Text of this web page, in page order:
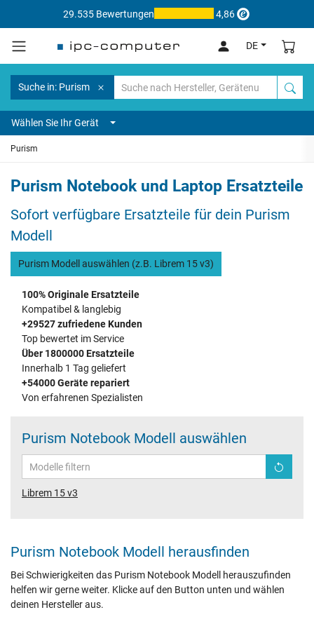
29.535 Bewertungen 4,86
DE
Suche in: Purism
Wählen Sie Ihr Gerät
Purism
Purism Notebook und Laptop Ersatzteile
Sofort verfügbare Ersatzteile für dein Purism
Modell
Purism Modell auswählen (z.B. Librem 15 v3)
100% Originale Ersatzteile
Kompatibel & langlebig
+29527 zufriedene Kunden
Top bewertet im Service
Über 1800000 Ersatzteile
Innerhalb 1 Tag geliefert
+54000 Geräte repariert
Von erfahrenen Spezialisten
Purism Notebook Modell auswählen
Librem 15 v3
Purism Notebook Modell herausfinden
Bei Schwierigkeiten das Purism Notebook Modell herauszufinden
helfen wir gerne weiter. Klicke auf den Button unten und wählen
deinen Hersteller aus.